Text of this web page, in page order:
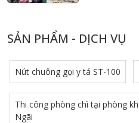
SẢN PHẨM - DỊCH VỤ
Nút chuông gọi y tá ST-100
Thi công phòng chì tại phòng
Ngãi